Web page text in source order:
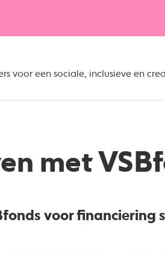
voor een sociale, inclusieve en
met
voor financiering